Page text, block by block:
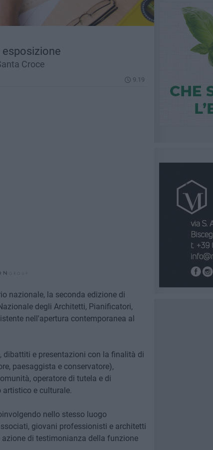
esposizione
Croce
9.19
nazionale, la seconda edizione di
degli Architetti, Pianificatori,
nell'apertura contemporanea al
dibattiti e presentazioni con la finalità di
paesaggista e conservatore),
operatore di tutela e di
artistico e culturale.
nello stesso luogo
giovani professionisti e architetti
di testimonianza della funzione